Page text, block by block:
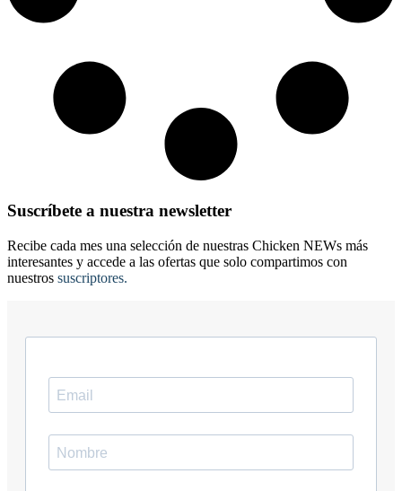
Suscríbete a nuestra newsletter
Recibe cada mes una selección de nuestras Chicken NEWs más
interesantes y accede a las ofertas que solo compartimos con
nuestros suscriptores.